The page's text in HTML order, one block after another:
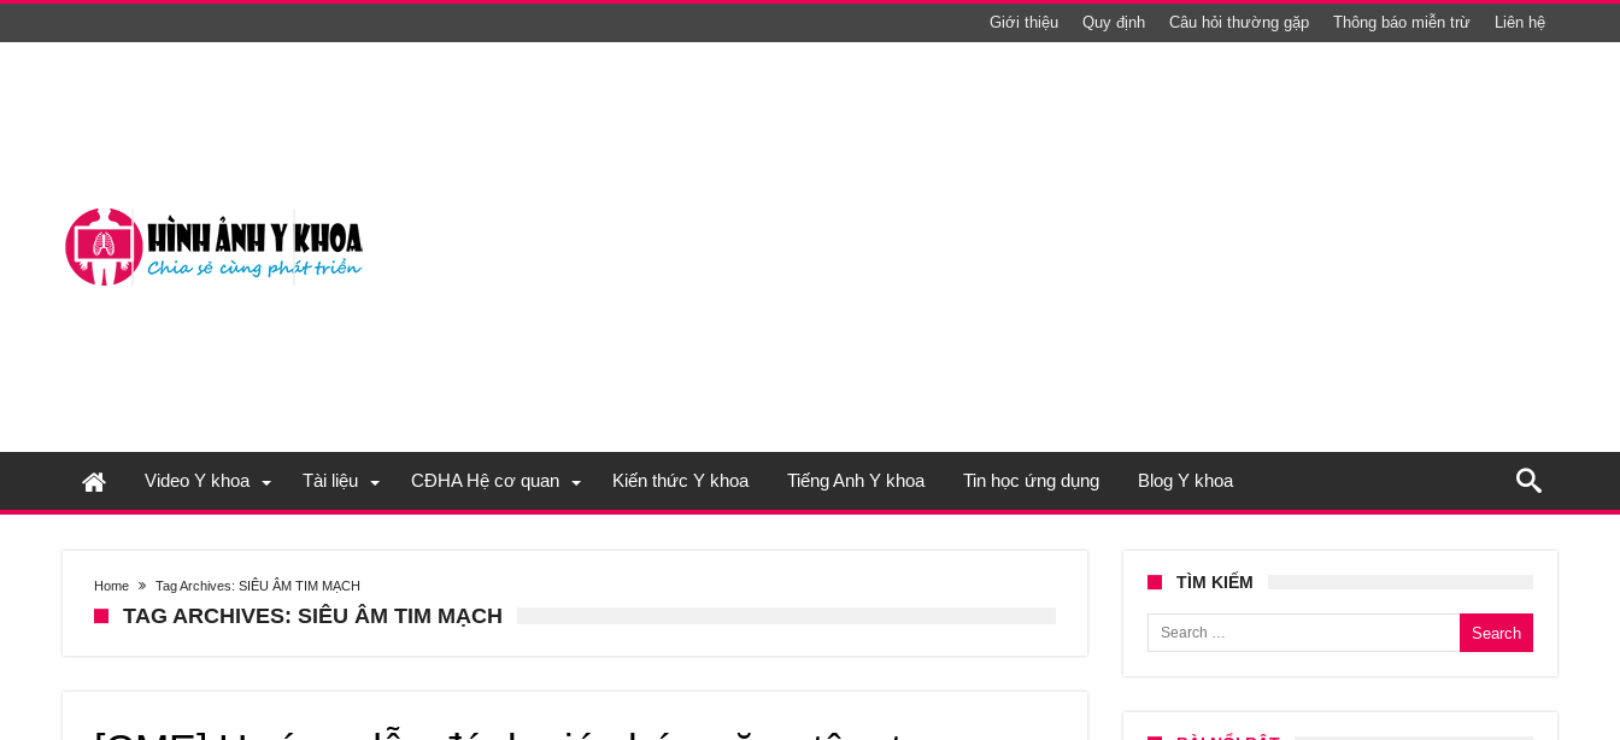
Giới thiệu Quy định Câu hỏi thường gặp Thông báo miễn trừ Liên hệ
Video Y khoa Tài liệu CĐHA Hệ cơ quan Kiến thức Y khoa Tiếng Anh Y khoa Tin học ứng dụng Blog Y khoa
Home Tag Archives: SIÊU ÂM TIM MẠCH
TAG ARCHIVES: SIÊU ÂM TIM MẠCH
TÌM KIẾM
Search for: